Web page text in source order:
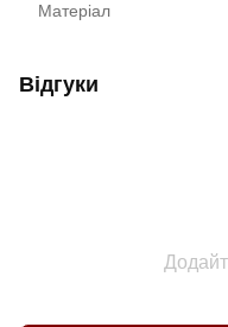
Матеріал
Відгуки